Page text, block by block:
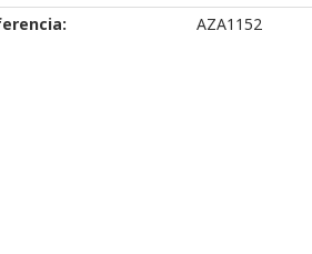
AZA1152